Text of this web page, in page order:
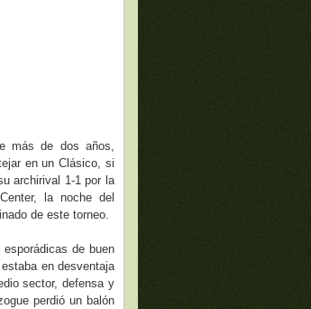
más de dos años,
en un Clásico, si
archirival 1-1 por la
la noche del
de este torneo.
esporádicas de buen
en desventaja
sector, defensa y
perdió un balón